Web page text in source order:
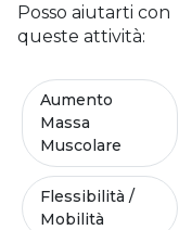
Posso aiutarti con
queste attività:
Aumento
Massa
Muscolare
Flessibilità /
Mobilità